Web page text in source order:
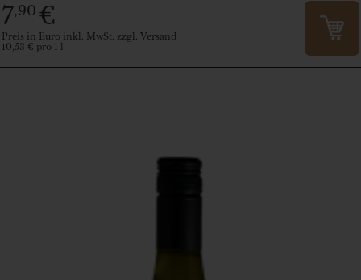
7,90 €
Preis in Euro inkl. MwSt. zzgl. Versand
10,53 € pro 1 l